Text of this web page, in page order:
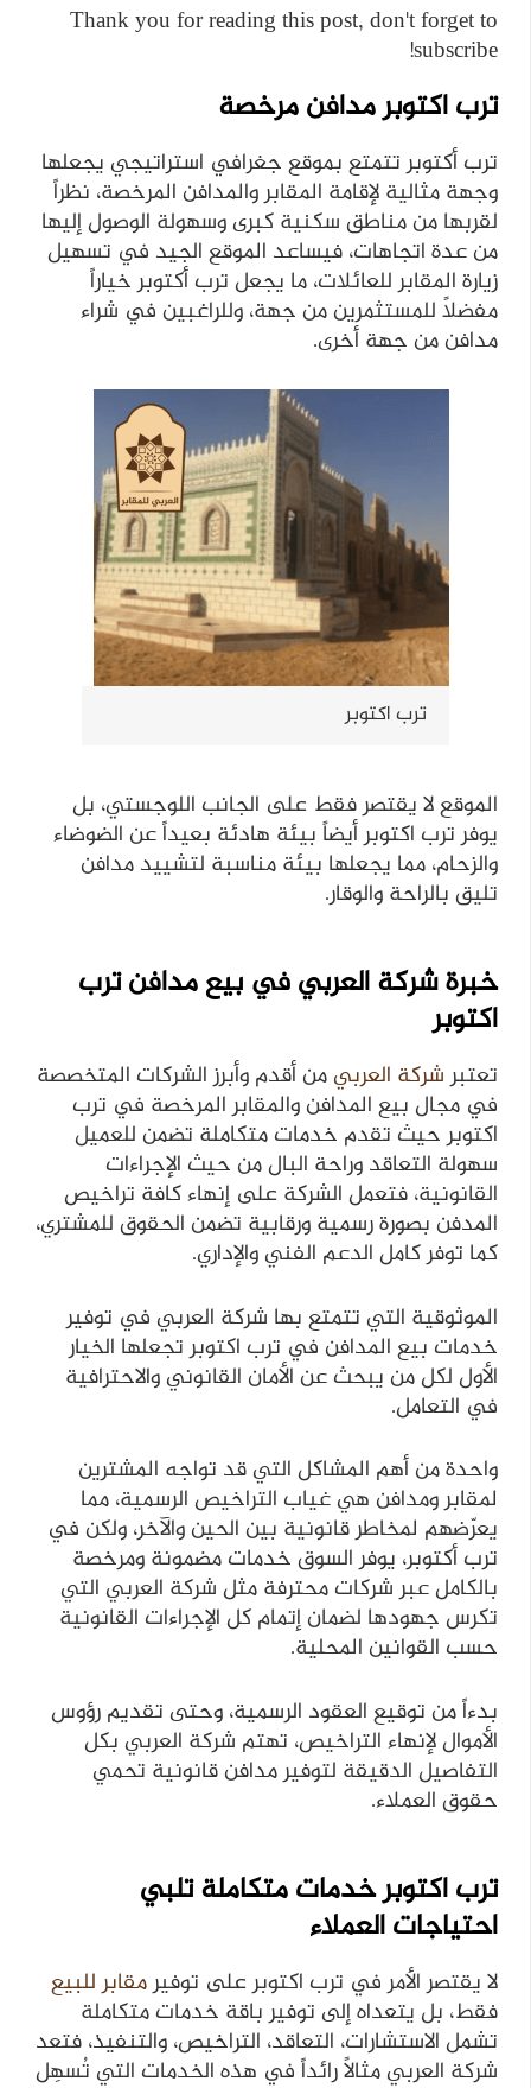
Thank you for reading this post, don't forget to
subscribe!
ترب اكتوبر مدافن مرخصة
ترب أكتوبر تتمتع بموقع جغرافي استراتيجي يجعلها
وجهة مثالية لإقامة المقابر والمدافن المرخصة، نظراً
لقربها من مناطق سكنية كبرى وسهولة الوصول إليها
من عدة اتجاهات، فيساعد الموقع الجيد في تسهيل
زيارة المقابر للعائلات، ما يجعل ترب أكتوبر خياراً
مفضلاً للمستثمرين من جهة، وللراغبين في شراء
مدافن من جهة أخرى.
ترب اكتوبر
الموقع لا يقتصر فقط على الجانب اللوجستي، بل
يوفر ترب اكتوبر أيضاً بيئة هادئة بعيداً عن الضوضاء
والزحام، مما يجعلها بيئة مناسبة لتشييد مدافن
تليق بالراحة والوقار.
خبرةشركة العربي في بيع مدافن ترب
اكتوبر
تعتبرشركة العربيمن أقدم وأبرز الشركات المتخصصة
في مجال بيع المدافن والمقابر المرخصة في ترب
اكتوبر حيث تقدم خدمات متكاملة تضمن للعميل
سهولة التعاقد وراحة البال من حيث الإجراءات
القانونية، فتعمل الشركة على إنهاء كافة تراخيص
المدفن بصورة رسمية ورقابية تضمن الحقوق للمشتري،
كما توفر كامل الدعم الفني والإداري.
الموثوقية التي تتمتع بها شركة العربي في توفير
خدمات بيع المدافن في ترب اكتوبر تجعلها الخيار
الأول لكل من يبحث عن الأمان القانوني والاحترافية
في التعامل.
واحدة من أهم المشاكل التي قد تواجه المشترين
لمقابر ومدافن هي غياب التراخيص الرسمية، مما
يعرّضهم لمخاطر قانونية بين الحين والآخر، ولكن في
ترب أكتوبر، يوفر السوق خدمات مضمونة ومرخصة
بالكامل عبر شركات محترفة مثل شركة العربي التي
تكرس جهودها لضمان إتمام كل الإجراءات القانونية
حسب القوانين المحلية.
بدءاً من توقيع العقود الرسمية، وحتى تقديم رؤوس
الأموال لإنهاء التراخيص، تهتم شركة العربي بكل
التفاصيل الدقيقة لتوفير مدافن قانونية تحمي
حقوق العملاء.
ترب اكتوبر خدمات متكاملة تلبي
احتياجات العملاء
لا يقتصر الأمر في ترب اكتوبر على توفيرمقابر للبيع
فقط، بل يتعداه إلى توفير باقة خدمات متكاملة
تشمل الاستشارات، التعاقد، التراخيص، والتنفيذ، فتعد
شركة العربي مثالاً رائداً في هذه الخدمات التي تُسهِل